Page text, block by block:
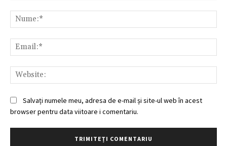
Salvați numele meu, adresa de e-mail și site-ul web în acest
browser pentru data viitoare i comentariu.